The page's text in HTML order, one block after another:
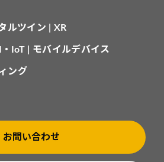
ルツイン | XR
IoT | モバイルデバイス
ング
お問い合わせ